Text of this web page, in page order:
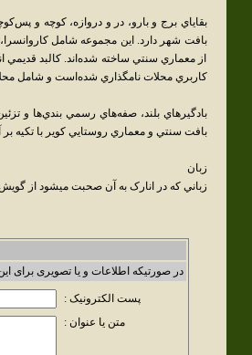
بقاياي برج و بارو، در و دروازه، کوچه و
بافت شهر دارد. اين مجموعه شامل
از معماري سنتي ساخته شده‌اند. کالبد
کاربري محلات نامگذاري شده‌است و شامل
بادگيرهاي بلند، صفه‌هاي رسمي بندي‌ها و
بافت سنتي و معماري روستايي کوير با تکيه
زبان
زباني که در انارک به آن صحبت مي‏شود از
در صورتیکه اطلاعات و یا تصویری برای
پست الکترونیک :
متن یا عنوان :